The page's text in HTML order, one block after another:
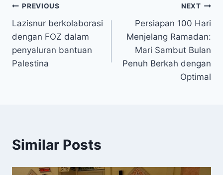
Post
navigation
PREVIOUS
Lazisnur berkolaborasi
dengan FOZ dalam
penyaluran bantuan
Palestina
NEXT
Persiapan 100 Hari
Menjelang Ramadan:
Mari Sambut Bulan
Penuh Berkah dengan
Optimal
Similar Posts